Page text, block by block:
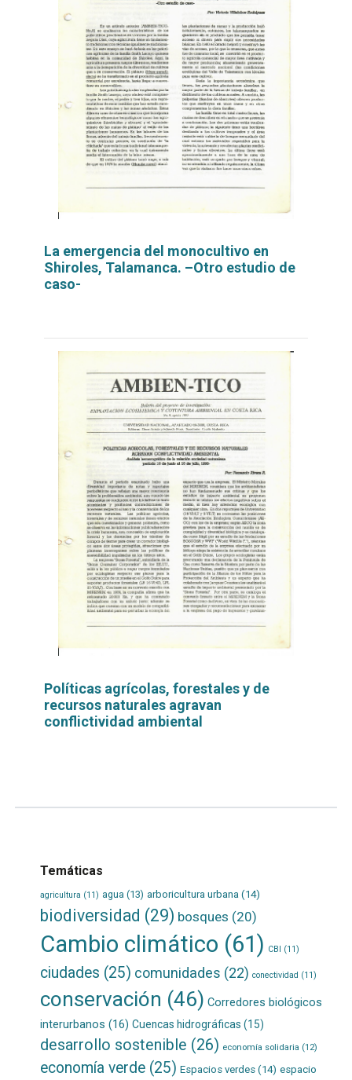
La emergencia del monocultivo en
Shiroles, Talamanca. –Otro estudio de
caso-
Políticas agrícolas, forestales y de
recursos naturales agravan
conflictividad ambiental
Temáticas
agricultura (11) agua (13) arboricultura urbana (14)
biodiversidad (29) bosques (20)
Cambio climático (61) CBI (11)
ciudades (25) comunidades (22) conectividad (11)
conservación (46) Corredores biológicos
interurbanos (16) Cuencas hidrográficas (15)
desarrollo sostenible (26) economía solidaria (12)
economía verde(25) Espacios verdes(14) espacio